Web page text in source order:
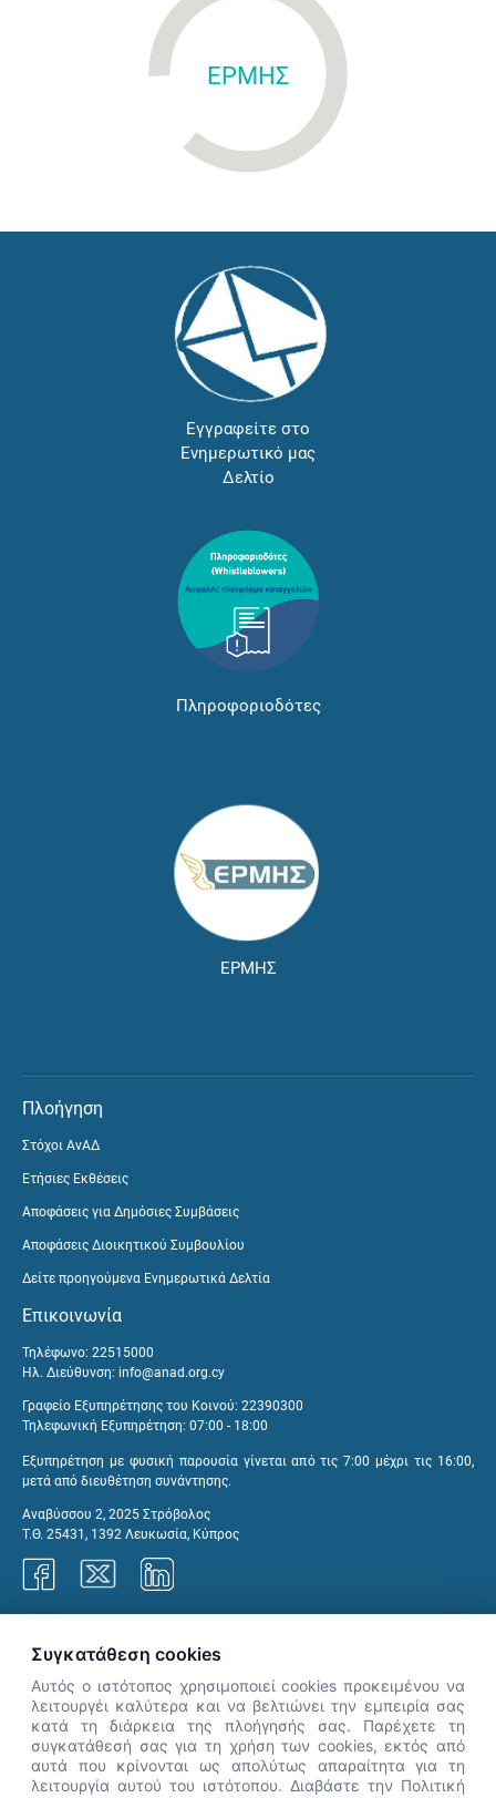
ΕΡΜΗΣ
Εγγραφείτε στο
Ενημερωτικό μας
Δελτίο
Πληροφοριοδότες
ΕΡΜΗΣ
Πλοήγηση
Στόχοι ΑνΑΔ
Ετήσιες Εκθέσεις
Αποφάσεις για Δημόσιες Συμβάσεις
Αποφάσεις Διοικητικού Συμβουλίου
Δείτε προηγούμενα Ενημερωτικά Δελτία
Επικοινωνία
Τηλέφωνο: 22515000
Ηλ. Διεύθυνση: info@anad.org.cy
Γραφείο Εξυπηρέτησης του Κοινού: 22390300
Τηλεφωνική Εξυπηρέτηση: 07:00 - 18:00
Εξυπηρέτηση με φυσική παρουσία γίνεται από τις 7:00 μέχρι τις 16:00,
μετά από διευθέτηση συνάντησης.
Αναβύσσου 2, 2025 Στρόβολος
Τ.Θ. 25431, 1392 Λευκωσία, Κύπρος
👋 Καλώς ήρθες! Είμαι η Νόησις.
Πες μου πώς μπορώ να σε βοηθήσω
Συγκατάθεση cookies
Αυτός ο ιστότοπος χρησιμοποιεί cookies προκειμένου να
λειτουργέι καλύτερα και να βελτιώνει την εμπειρία σας
κατά τη διάρκεια της πλοήγησής σας. Παρέχετε τη
συγκατάθεσή σας για τη χρήση των cookies, εκτός από
αυτά που κρίνονται ως απολύτως απαραίτητα για τη
λειτουργία αυτού του ιστότοπου. Διαβάστε την Πολιτική